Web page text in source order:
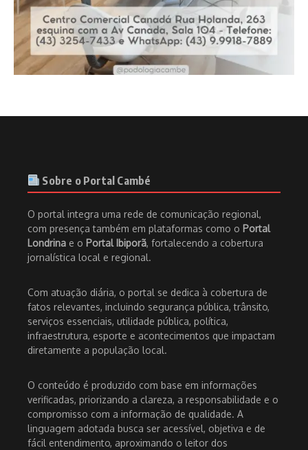
Sobre o Portal Cambé
O portal integra uma rede de comunicação regional,
com presença também em plataformas como o Portal
Londrina e o Portal Ibiporã, fortalecendo a cobertura
jornalística local e regional.
Com atuação diária, o portal se dedica à cobertura de
fatos relevantes, incluindo segurança pública, trânsito,
serviços essenciais, utilidade pública, política,
infraestrutura, esporte e acontecimentos que impactam
diretamente a população local.
O conteúdo é produzido com base em informações
verificadas, priorizando a clareza, a responsabilidade e o
compromisso com a informação de qualidade. A
linguagem adotada busca ser acessível, objetiva e de
fácil entendimento, aproximando o leitor dos